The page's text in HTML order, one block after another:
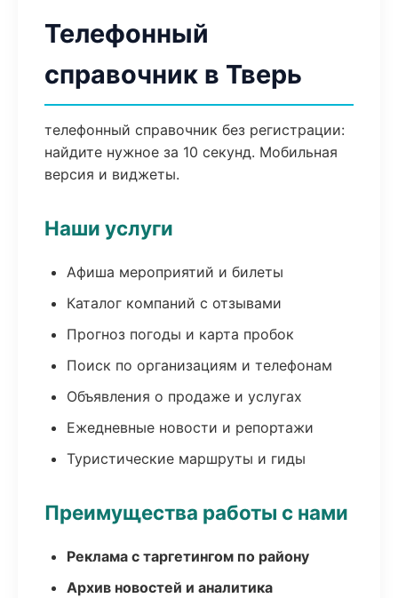
Телефонный
справочник в Тверь
телефонный справочник без регистрации:
найдите нужное за 10 секунд. Мобильная
версия и виджеты.
Наши услуги
Афиша мероприятий и билеты
Каталог компаний с отзывами
Прогноз погоды и карта пробок
Поиск по организациям и телефонам
Объявления о продаже и услугах
Ежедневные новости и репортажи
Туристические маршруты и гиды
Преимущества работы с нами
Реклама с таргетингом по району
Архив новостей и аналитика